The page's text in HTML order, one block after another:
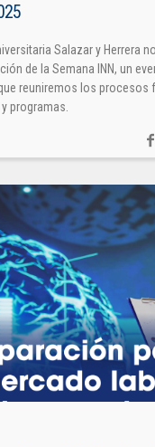
Salazar y Herrera
de la Semana INN, un
reuniremos los procesos
programas.